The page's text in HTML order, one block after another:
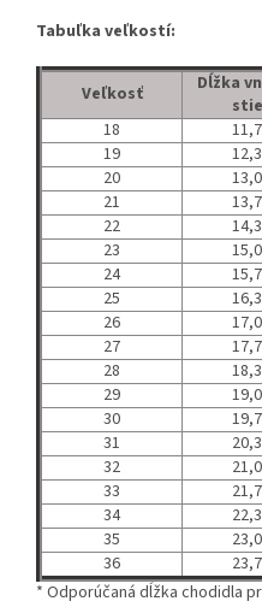
Tabuľka veľkostí:
Veľkosť
Dĺžka
18
19
20
21
22
23
24
25
26
27
28
29
30
31
32
33
34
35
36
* Odporúčaná dĺžka chodidla